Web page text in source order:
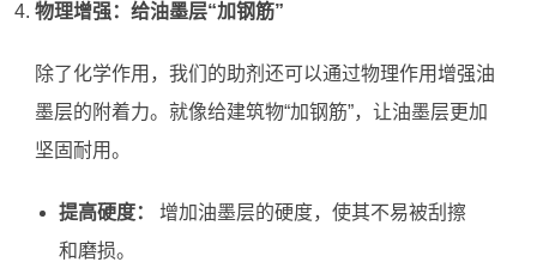
物理增强：给油墨层“加钢筋”
除了化学作用，我们的助剂还可以通过物理作用增强油
墨层的附着力。就像给建筑物“加钢筋”，让油墨层更加
坚固耐用。
提高硬度：
增加油墨层的硬度，使其不易被刮擦
和磨损。